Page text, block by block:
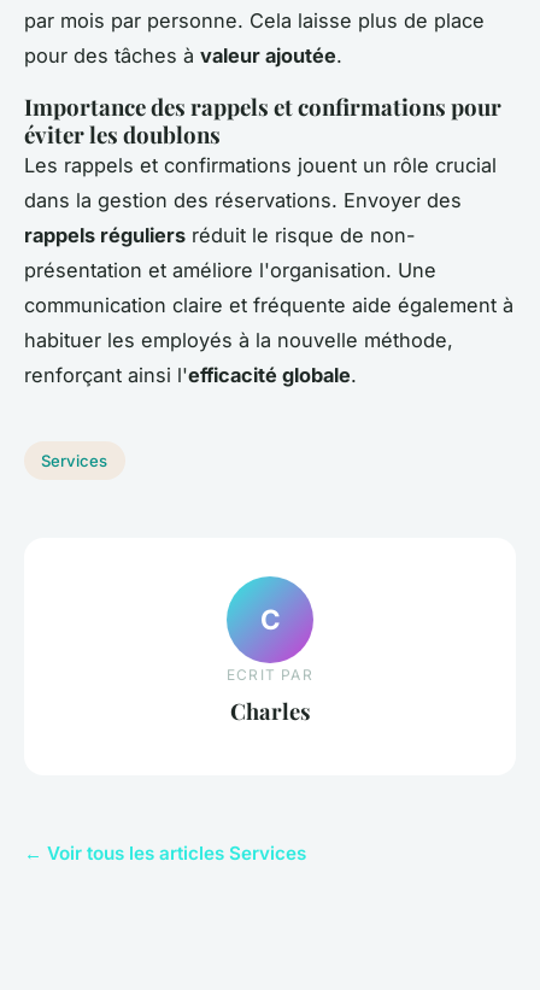
par mois par personne. Cela laisse plus de place
pour des tâches à valeur ajoutée.
Importance des rappels et confirmations pour
éviter les doublons
Les rappels et confirmations jouent un rôle crucial
dans la gestion des réservations. Envoyer des
rappels réguliers réduit le risque de non-
présentation et améliore l'organisation. Une
communication claire et fréquente aide également à
habituer les employés à la nouvelle méthode,
renforçant ainsi l'efficacité globale.
Services
C
ECRIT PAR
Charles
← Voir tous les articles Services